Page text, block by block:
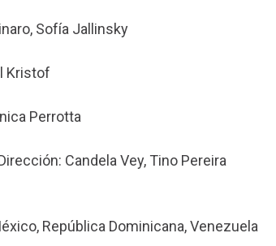
Sofía Jallinsky
Kristof
Perrotta
Candela Vey, Tino Pereira
República Dominicana, Venezuela